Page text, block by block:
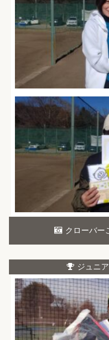
クローバー
ジュニ